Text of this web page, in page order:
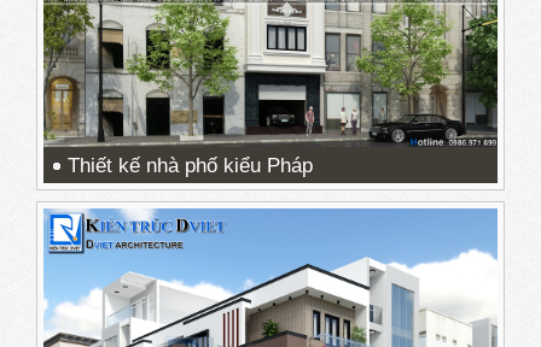
Thiết kế nhà phố kiểu Pháp